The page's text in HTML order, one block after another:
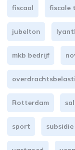
fiscaal fiscale
jubelton
mkb bedrijf
Rotterdam
sport subsidie